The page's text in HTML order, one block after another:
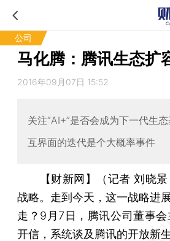
公司
马化腾：腾讯生态扩
2016年09月07日 15:52
关注“AI+”是否会成为下一代生
互界面的迭代是个大概率事件
【财新网】（记者 刘晓景
战略。走到今天，这一战略进
走？9月7日，腾讯公司董事
开信，系统谈及腾讯的开放新生